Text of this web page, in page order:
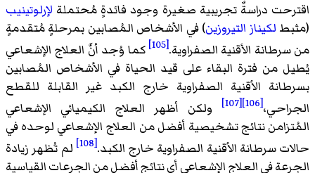
اقترحت دراسةٌ تجريبية صغيرة وجود فائدةٍ مُحتملة لإرلوتينيب
(مثبط لكيناز التيروزين) في الأشخاص المُصابين بمرحلةٍ مُتقدمةٍ
من سرطانة الأقنية الصفراوية.[105]
كما وُجد أنَّ العلاج الإشعاعي
يُطيل من فترة البقاء على قيد الحياة في الأشخاص المُصابين
بسرطانة الأقنية الصفراوية خارج الكبد غير القابلة للقطع
الجراحي،[106]
[107]
ولكن أظهر العلاج الكيميائي الإشعاعي
المُتزامن نتائج تشخيصية أفضل من العلاج الإشعاعي لوحده في
حالات سرطانة الأقنية الصفراوية خارج الكبد.[108]
لم تُظهر زيادة
الجرعة في العلاج الإشعاعي أي نتائج أفضل من الجرعات القياسية